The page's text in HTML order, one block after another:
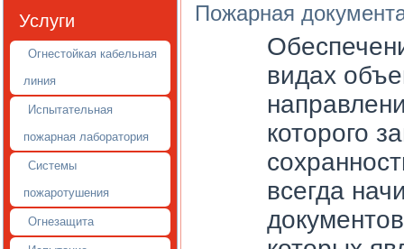
Услуги
Огнестойкая кабельная
линия
Испытательная
пожарная лаборатория
Системы
пожаротушения
Огнезащита
Пожарная
видах
которого
всегда